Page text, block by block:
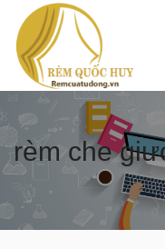
rèm che